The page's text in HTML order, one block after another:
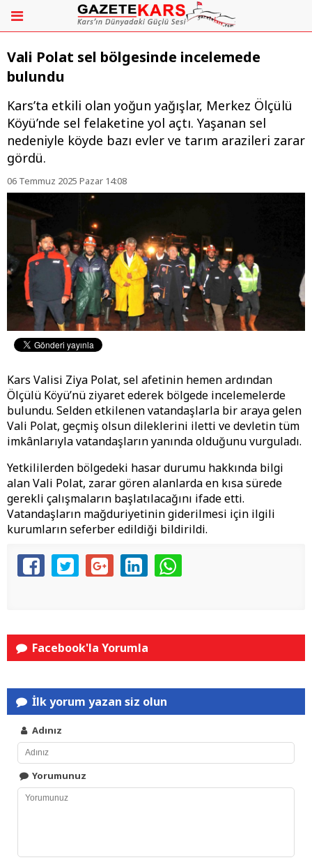
Vali Polat sel bölgesinde incelemede
bulundu
Kars’ta etkili olan yoğun yağışlar, Merkez Ölçülü
Köyü’nde sel felaketine yol açtı. Yaşanan sel
nedeniyle köyde bazı evler ve tarım arazileri zarar
gördü.
06 Temmuz 2025 Pazar 14:08
Kars Valisi Ziya Polat, sel afetinin hemen ardından
Ölçülü Köyü’nü ziyaret ederek bölgede incelemelerde
bulundu. Selden etkilenen vatandaşlarla bir araya gelen
Vali Polat, geçmiş olsun dileklerini iletti ve devletin tüm
imkânlarıyla vatandaşların yanında olduğunu vurguladı.
Yetkililerden bölgedeki hasar durumu hakkında bilgi
alan Vali Polat, zarar gören alanlarda en kısa sürede
gerekli çalışmaların başlatılacağını ifade etti.
Vatandaşların mağduriyetinin giderilmesi için ilgili
kurumların seferber edildiği bildirildi.
Facebook'la Yorumla
İlk yorum yazan siz olun
Adınız
Yorumunuz